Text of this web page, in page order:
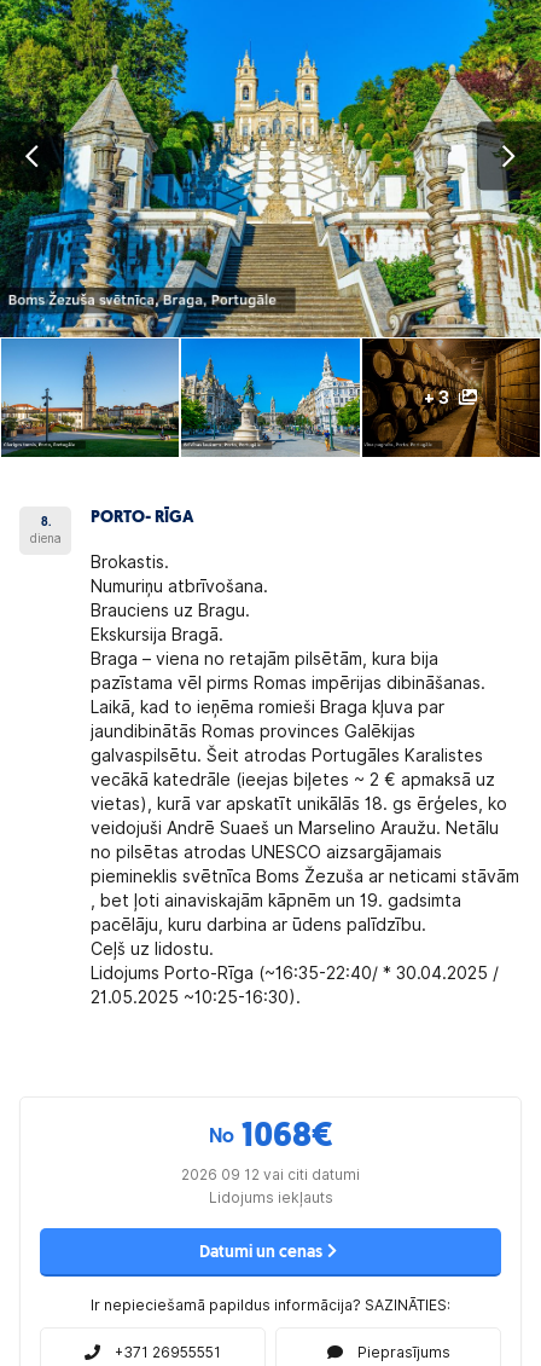
+ 3
8.
diena
PORTO- RĪGA
Brokastis.
Numuriņu atbrīvošana.
Brauciens uz Bragu.
Ekskursija Bragā.
Braga – viena no retajām pilsētām, kura bija
pazīstama vēl pirms Romas impērijas dibināšanas.
Laikā, kad to ieņēma romieši Braga kļuva par
jaundibinātās Romas provinces Galēkijas
galvaspilsētu. Šeit atrodas Portugāles Karalistes
vecākā katedrāle (ieejas biļetes ~ 2 € apmaksā uz
vietas), kurā var apskatīt unikālās 18. gs ērģeles, ko
veidojuši Andrē Suaeš un Marselino Araužu. Netālu
no pilsētas atrodas UNESCO aizsargājamais
piemineklis svētnīca Boms Žezuša ar neticami stāvām
, bet ļoti ainaviskajām kāpnēm un 19. gadsimta
pacēlāju, kuru darbina ar ūdens palīdzību.
Ceļš uz lidostu.
Lidojums Porto-Rīga (~16:35-22:40/ * 30.04.2025 /
21.05.2025 ~10:25-16:30).
No 1068€
2026 09 12 vai citi datumi
Lidojums iekļauts
Datumi un cenas
Ir nepieciešamā papildus informācija? SAZINĀTIES:
+371 26955551 Pieprasījums